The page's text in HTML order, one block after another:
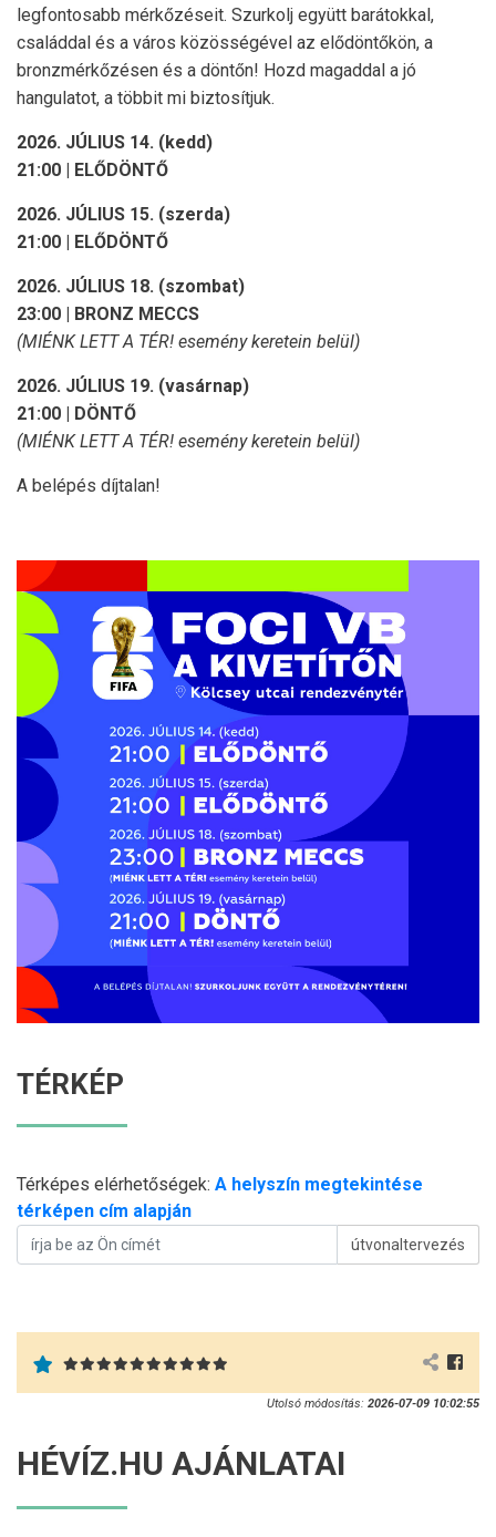
legfontosabb mérkőzéseit. Szurkolj együtt barátokkal,
családdal és a város közösségével az elődöntőkön, a
bronzmérkőzésen és a döntőn! Hozd magaddal a jó
hangulatot, a többit mi biztosítjuk.
2026. JÚLIUS 14. (kedd)
21:00 | ELŐDÖNTŐ
2026. JÚLIUS 15. (szerda)
21:00 | ELŐDÖNTŐ
2026. JÚLIUS 18. (szombat)
23:00 | BRONZ MECCS
(MIÉNK LETT A TÉR! esemény keretein belül)
2026. JÚLIUS 19. (vasárnap)
21:00 | DÖNTŐ
(MIÉNK LETT A TÉR! esemény keretein belül)
A belépés díjtalan!
TÉRKÉP
Térképes elérhetőségek: A helyszín megtekintése
térképen cím alapján
útvonaltervezés
Utolsó módosítás: 2026-07-09 10:02:55
HÉVÍZ.HU AJÁNLATAI